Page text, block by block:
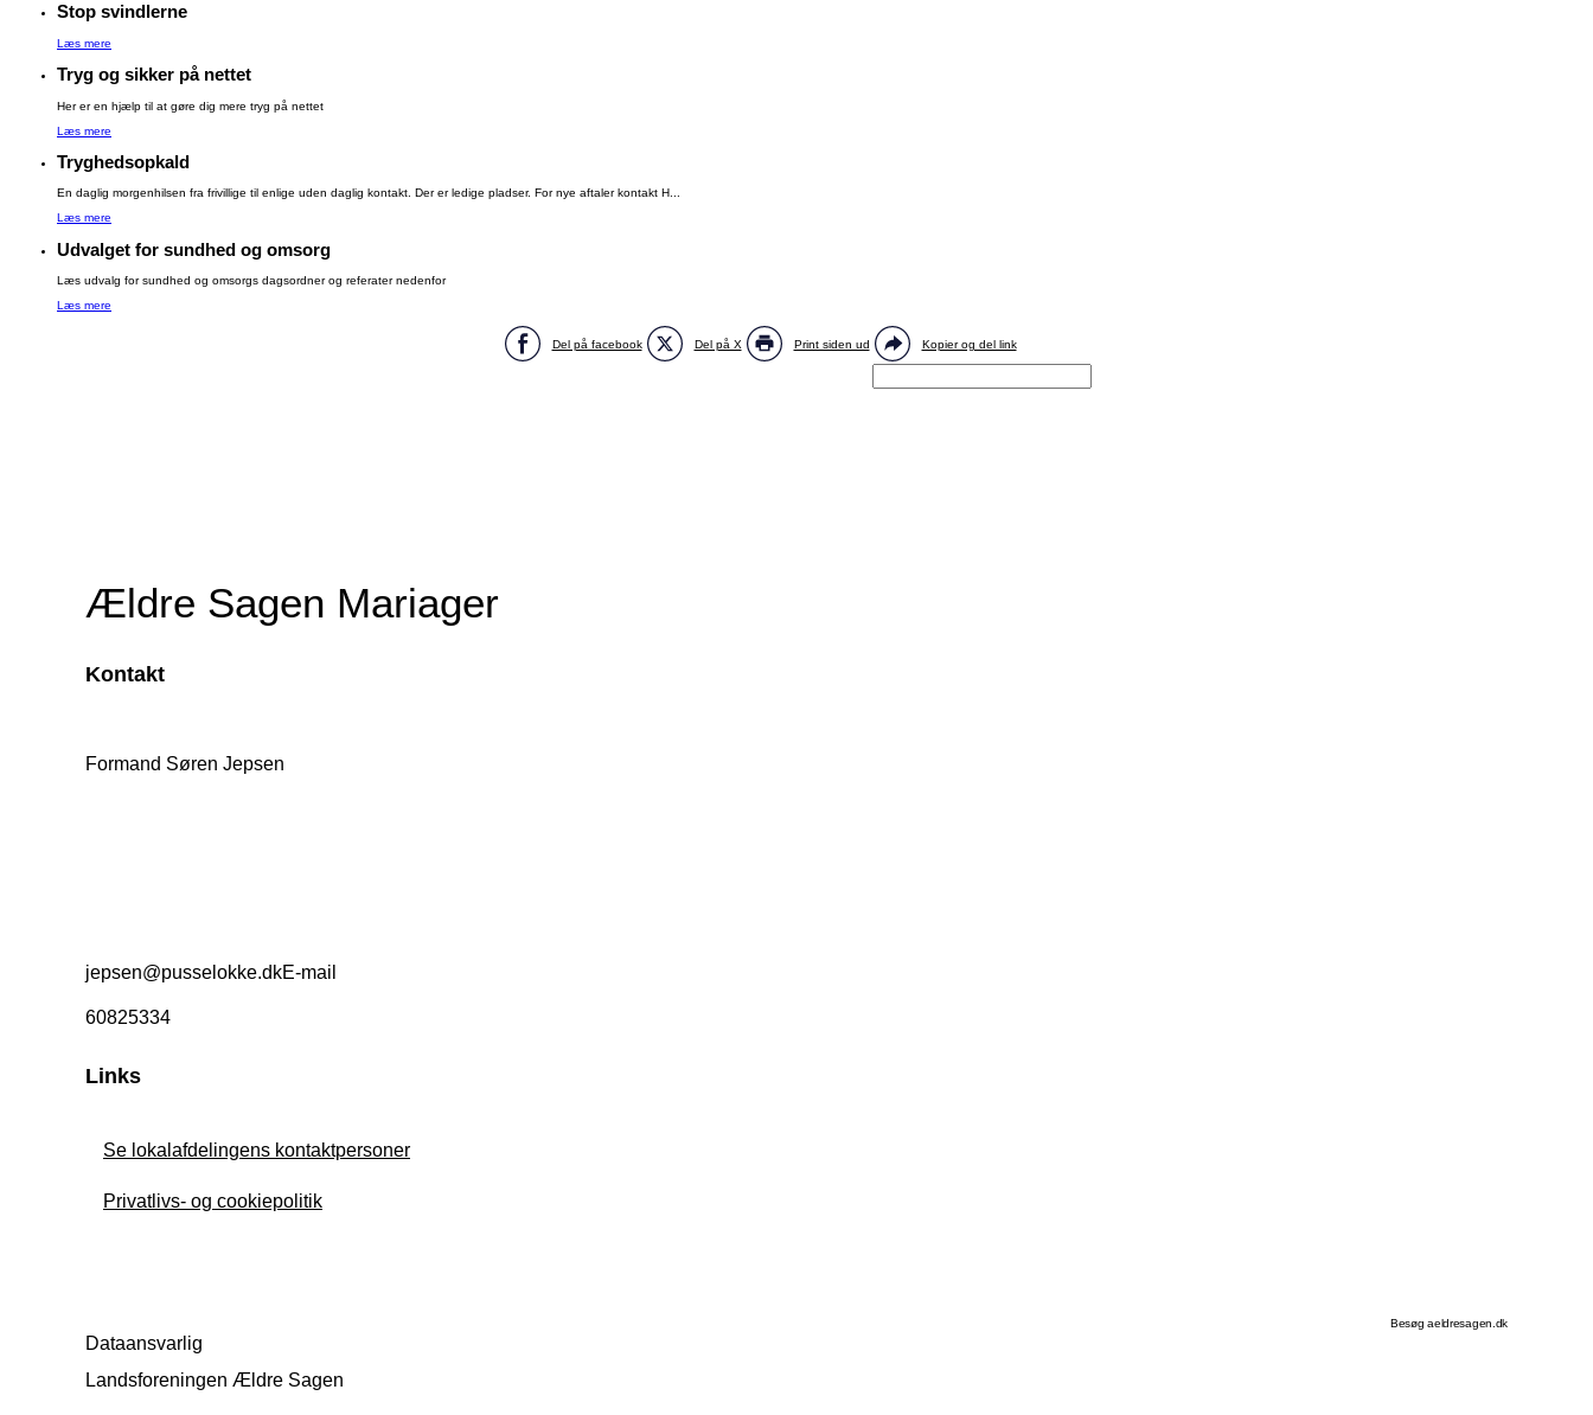
Stop svindlerne
Læs mere
Tryg og sikker på nettet
Her er en hjælp til at gøre dig mere tryg på nettet
Læs mere
Tryghedsopkald
En daglig morgenhilsen fra frivillige til enlige uden daglig kontakt. Der er ledige pladser. For nye aftaler kontakt H...
Læs mere
Udvalget for sundhed og omsorg
Læs udvalg for sundhed og omsorgs dagsordner og referater nedenfor
Læs mere
Del på facebook Del på X Print siden ud Kopier og del link
Ældre Sagen Mariager
Kontakt
Formand Søren Jepsen
jepsen@pusselokke.dkE-mail
60825334
Links
Se lokalafdelingens kontaktpersoner
Privatlivs- og cookiepolitik
Dataansvarlig
Landsforeningen Ældre Sagen
Besøg aeldresagen.dk